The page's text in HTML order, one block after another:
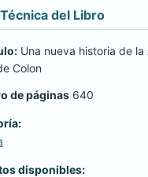
del Libro
Una nueva historia de la
Colon
de páginas 640
disponibles: